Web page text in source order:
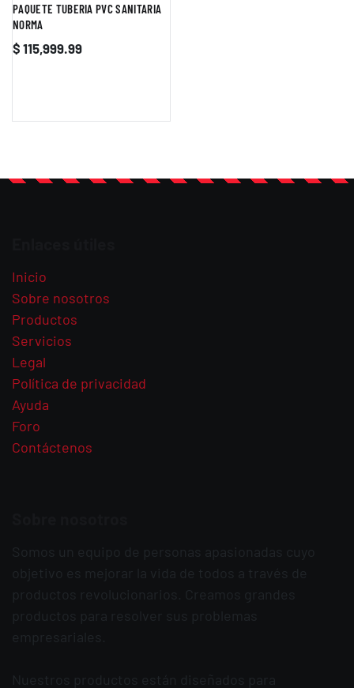
PAQUETE TUBERIA PVC SANITARIA
NORMA
$ 115,999.99
Inicio
Sobre nosotros
Productos
Servicios
Legal
Política de privacidad
Ayuda
Foro
Contáctenos
Somos un equipo de personas apasionadas cuyo
objetivo es mejorar la vida de todos a través de
productos revolucionarios. Creamos grandes
productos para resolver sus problemas
empresariales.
Nuestros productos están diseñados para